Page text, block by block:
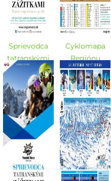
Sprievodca
tatranskými
zážitkami -
LETO 2021
Cyklomapa
Regiónu
Vysoké Tatry -
LETO 2021